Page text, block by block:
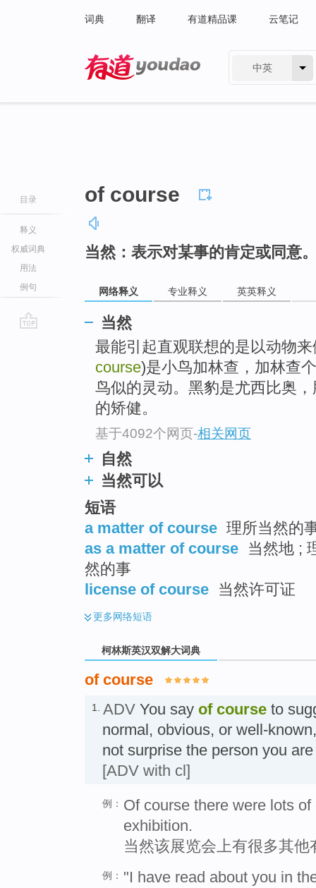
词典 翻译 有道精品课 云笔记
中英
目录
释义
权威词典
用法
例句
of course
当然：表示对某事的肯定或同意
网络释义 专业释义 英英释义
当然
最能引起直观联想的是以动物
course)是小鸟加林查，加林查
鸟似的灵动。黑豹是尤西比奥
的矫健。
基于4092个网页-相关网页
自然
当然可以
短语
a matter of course 理所当然的
as a matter of course 当然地 ;
然的事
license of course 当然许可证
更多网络短语
柯林斯英汉双解大词典
of course
1. ADV You say of course to
normal, obvious, or well-
not surprise the person you
[ADV with cl]
例： Of course there were lots
exhibition.
当然该展览会上有很多其他
例： "I have read about you in